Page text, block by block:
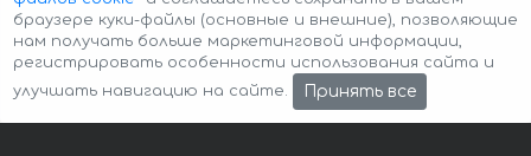
Авторские права © 2026 Авто-Аренда Cookie Policy
браузере куки-файлы (основные и внешние), позволяющие
нам получать больше маркетинговой информации,
регистрировать особенности использования сайта и
улучшать навигацию на сайте.
Принять все